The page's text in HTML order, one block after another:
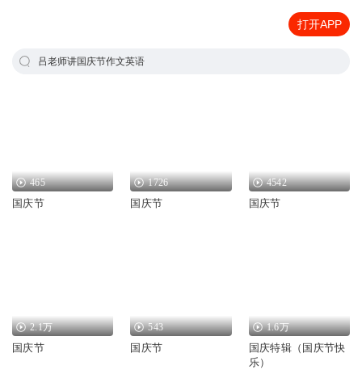
打开APP
吕老师讲国庆节作文英语
465
国庆节
1726
国庆节
4542
国庆节
2.1万
国庆节
543
国庆节
1.6万
国庆特辑（国庆节快
乐）